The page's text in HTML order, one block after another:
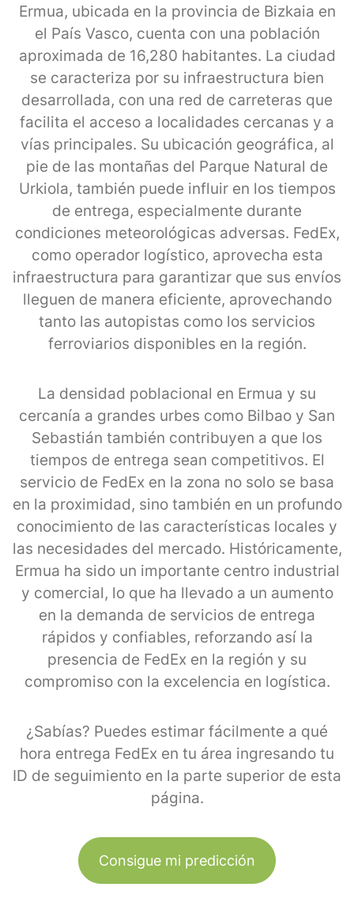
Ermua, ubicada en la provincia de Bizkaia en
el País Vasco, cuenta con una población
aproximada de 16,280 habitantes. La ciudad
se caracteriza por su infraestructura bien
desarrollada, con una red de carreteras que
facilita el acceso a localidades cercanas y a
vías principales. Su ubicación geográfica, al
pie de las montañas del Parque Natural de
Urkiola, también puede influir en los tiempos
de entrega, especialmente durante
condiciones meteorológicas adversas. FedEx,
como operador logístico, aprovecha esta
infraestructura para garantizar que sus envíos
lleguen de manera eficiente, aprovechando
tanto las autopistas como los servicios
ferroviarios disponibles en la región.
La densidad poblacional en Ermua y su
cercanía a grandes urbes como Bilbao y San
Sebastián también contribuyen a que los
tiempos de entrega sean competitivos. El
servicio de FedEx en la zona no solo se basa
en la proximidad, sino también en un profundo
conocimiento de las características locales y
las necesidades del mercado. Históricamente,
Ermua ha sido un importante centro industrial
y comercial, lo que ha llevado a un aumento
en la demanda de servicios de entrega
rápidos y confiables, reforzando así la
presencia de FedEx en la región y su
compromiso con la excelencia en logística.
¿Sabías? Puedes estimar fácilmente a qué
hora entrega FedEx en tu área ingresando tu
ID de seguimiento en la parte superior de esta
página.
Consigue mi predicción